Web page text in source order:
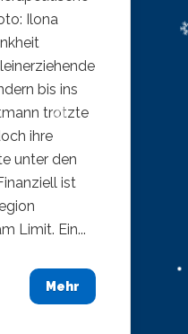
Ilona
bis ins
trotzte
ihre
unter den
ist
Limit. Ein...
Mehr